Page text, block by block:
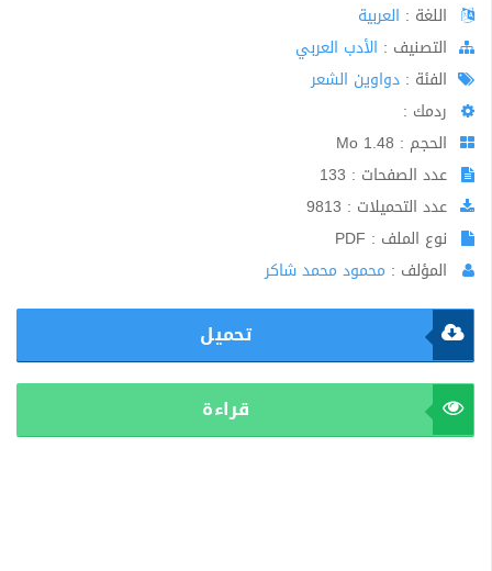
اللغة : العربية
اﻟﺘﺼﻨﻴﻒ : الأدب العربي
الفئة : دواوين الشعر
ردمك :
الحجم : 1.48 Mo
عدد الصفحات : 133
عدد التحميلات : 9813
نوع الملف : PDF
المؤلف : محمود محمد شاكر
تحميل
قراءة